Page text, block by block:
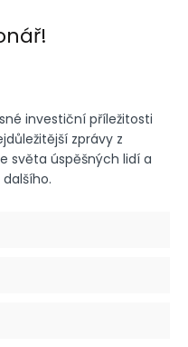
investiční příležitosti
zprávy z
světa úspěšných lidí a